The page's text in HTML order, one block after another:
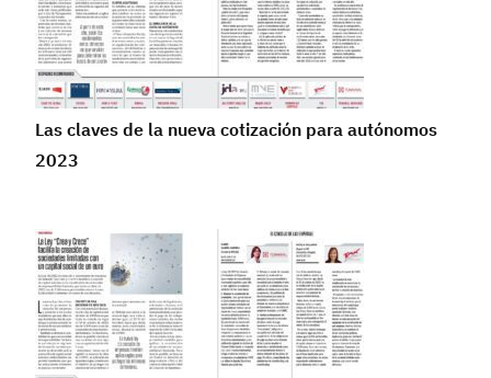
Las claves de la nueva cotización para autónomos
2023